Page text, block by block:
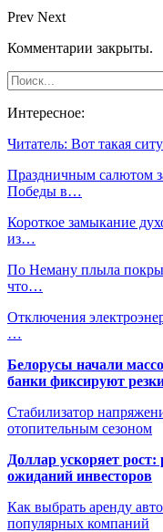
Prev Next
Комментарии закрыты.
Интересное:
Читатель: Вот такая
Праздничным салютом
Победы в…
Короткое замыкание
из…
По Неману плыла
что…
Отключения
…
Белорусы начали
банки фиксируют
Стабилизатор
отопительным сезоном
Доллар ускоряет
ожиданий инвесторов
Как выбрать аренду
популярных компаний